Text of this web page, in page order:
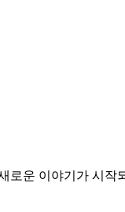
로운 이야기가 시작